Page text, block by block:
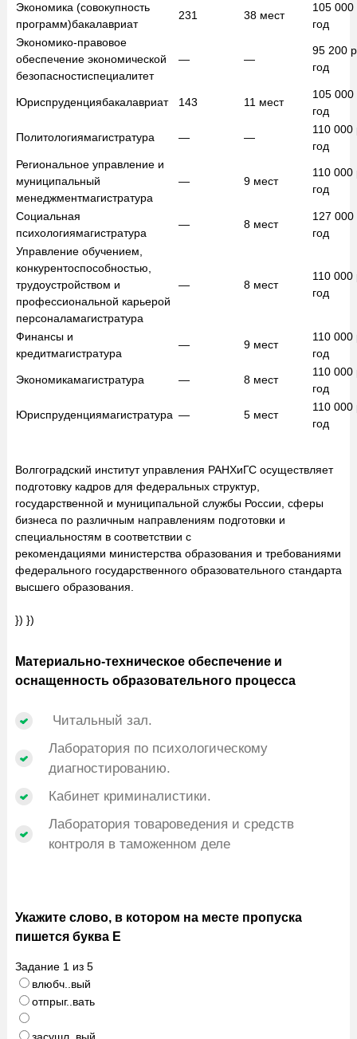
Экономика (совокупность
программ)бакалавриат
231 38 мест
105 000
год
Экономико-правовое
обеспечение экономической
безопасностиспециалитет
— —
95 200
год
Юриспруденциябакалавриат 143 11 мест
105 000
год
Политологиямагистратура — —
110 000
год
Региональное управление и
муниципальный
менеджментмагистратура
— 9 мест
110 000
год
Социальная
психологиямагистратура
— 8 мест
127 000
год
Управление обучением,
конкурентоспособностью,
трудоустройством и
профессиональной карьерой
персоналамагистратура
— 8 мест
110 000
год
Финансы и
кредитмагистратура
— 9 мест
110 000
год
Экономикамагистратура — 8 мест
110 000
год
Юриспруденциямагистратура — 5 мест
110 000
год
Волгоградский институт управления РАНХиГС осуществляет
подготовку кадров для федеральных структур,
государственной и муниципальной службы России, сферы
бизнеса по различным направлениям подготовки и
специальностям в соответствии с
рекомендациями министерства образования и требованиями
федерального государственного образовательного стандарта
высшего образования.
}) })
Материально-техническое обеспечение и
оснащенность образовательного процесса
Читальный зал.
Лаборатория по психологическому
диагностированию.
Кабинет криминалистики.
Лаборатория товароведения и средств
контроля в таможенном деле
Укажите слово, в котором на месте пропуска
пишется буква Е
Задание 1из 5
влюбч..вый
отпрыг..вать